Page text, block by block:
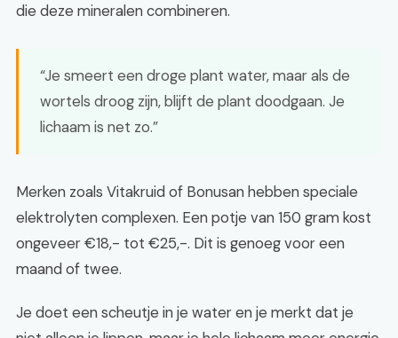
die deze mineralen combineren.
“Je smeert een droge plant water, maar als de
wortels droog zijn, blijft de plant doodgaan. Je
lichaam is net zo.”
Merken zoals Vitakruid of Bonusan hebben speciale
elektrolyten complexen. Een potje van 150 gram kost
ongeveer €18,- tot €25,-. Dit is genoeg voor een
maand of twee.
Je doet een scheutje in je water en je merkt dat je